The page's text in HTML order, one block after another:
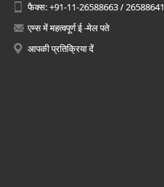
फैक्स: +91-11-26588663 / 26588641
एम्स में महत्वपूर्ण ई -मेल पते
आपकी प्रतिक्रिया दें